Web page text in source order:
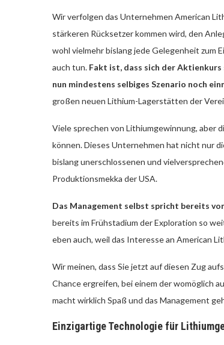
Wir verfolgen das Unternehmen American
stärkeren Rücksetzer kommen wird, den
wohl vielmehr bislang jede Gelegenheit zum
auch tun. Fakt ist, dass sich der
nun mindestens selbiges Szenario noch
großen neuen Lithium-Lagerstätten der
Viele sprechen von Lithiumgewinnung, aber
können. Dieses Unternehmen hat nicht nur
bislang unerschlossenen und
Produktionsmekka der USA.
Das Management selbst spricht bereits
bereits im Frühstadium der Exploration so
eben auch, weil das Interesse an American
Wir meinen, dass Sie jetzt auf diesen Zug
Chance ergreifen, bei einem der womöglich
macht wirklich Spaß und das Management
Einzigartige Technologie für